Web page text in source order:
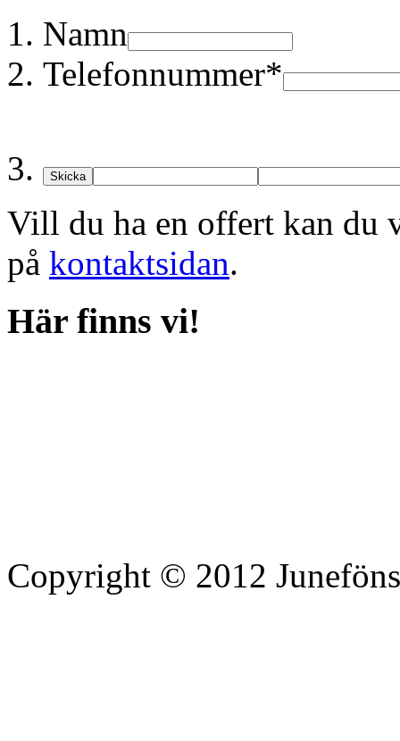
Namn
Telefonnummer*
Skicka
Vill du ha en offert kan du
på kontaktsidan.
Här finns vi!
Copyright © 2012